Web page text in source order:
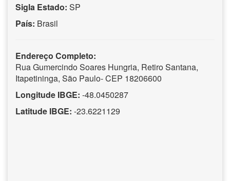
Sigla Estado: SP
País: Brasil
Endereço Completo:
Rua Gumercindo Soares Hungria, Retiro Santana,
Itapetininga, São Paulo- CEP 18206600
Longitude IBGE: -48.0450287
Latitude IBGE: -23.6221129